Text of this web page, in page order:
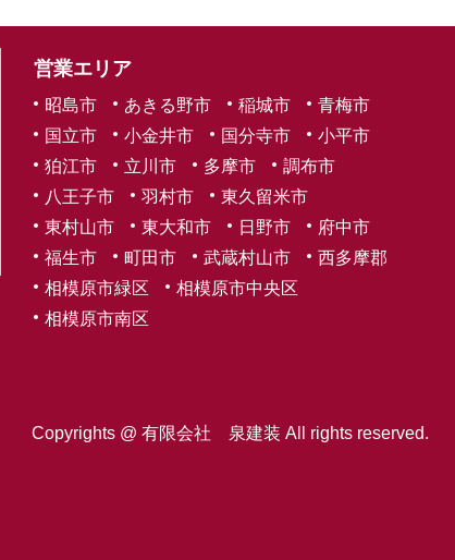
営業エリア
昭島市 あきる野市 稲城市
青梅市
国立市
小金井市 国分寺市
小平市
狛江市
立川市 多摩市
調布市
八王子市
羽村市
東久留米市
東村山市
東大和市 日野市
府中市
福生市
町田市 武蔵村山市
西多摩郡
相模原市緑区
相模原市中央区
相模原市南区
Copyrights @ 有限会社 泉建装 All rights reserved.